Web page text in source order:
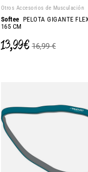
Otros Accesorios de Musculación
Softee PELOTA GIGANTE
165 CM
13,99 € 16,99 €